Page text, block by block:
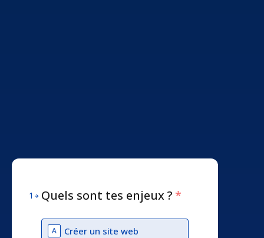
1 Quels sont tes enjeux ? *
A Créer un site web